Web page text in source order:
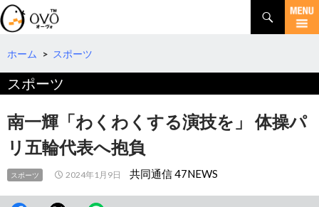
検
索
コ
テ
へ
移
動
ホーム > スポーツ
スポーツ
南一輝「わくわくする演技を」 体操パ
リ五輪代表へ抱負
スポーツ 2024年1月9日 共同通信 47NEWS